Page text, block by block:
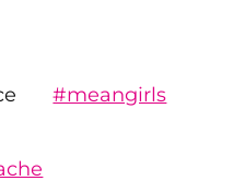
#meangirls